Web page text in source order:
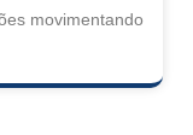
movimentando